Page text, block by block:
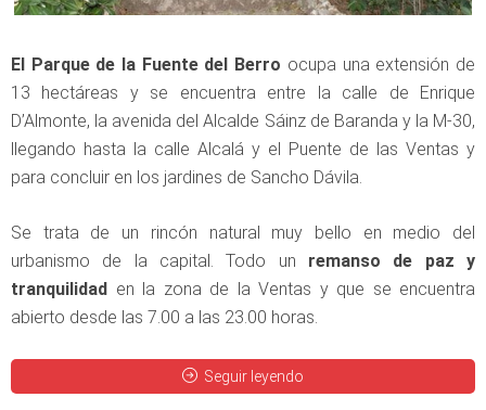
El Parque de la Fuente del Berro ocupa una extensión de
13 hectáreas y se encuentra entre la calle de Enrique
D’Almonte, la avenida del Alcalde Sáinz de Baranda y la M-30,
llegando hasta la calle Alcalá y el Puente de las Ventas y
para concluir en los jardines de Sancho Dávila.
Se trata de un rincón natural muy bello en medio del
urbanismo de la capital. Todo un remanso de paz y
tranquilidad en la zona de la Ventas y que se encuentra
abierto desde las 7.00 a las 23.00 horas.
Seguir leyendo